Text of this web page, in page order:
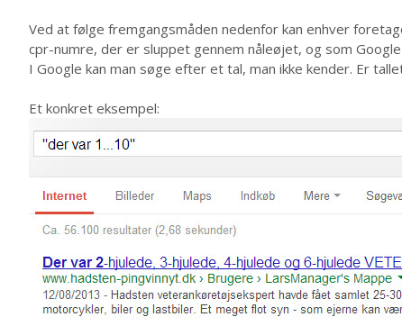
Ved at følge fremgangsmåden nedenfor kan enhver
cpr-numre, der er sluppet gennem nåleøjet, og som
I Google kan man søge efter et tal, man ikke kender. Er
Et konkret eksempel: